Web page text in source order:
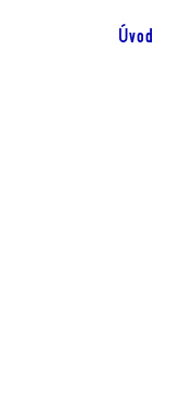
Úvod